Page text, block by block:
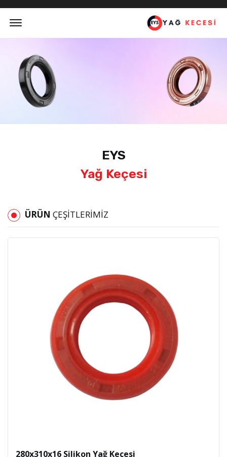
EYS
Yağ Keçesi
ÜRÜN ÇEŞITLERIMIZ
280x310x16 Silikon Yağ Keçesi